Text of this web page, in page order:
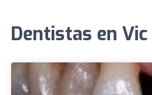
Dentistas en Vic